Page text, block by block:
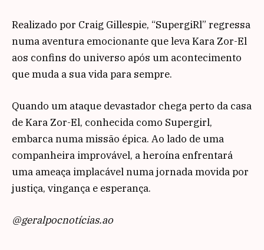
Realizado por Craig Gillespie, “SupergiRl” regressa
numa aventura emocionante que leva Kara Zor-El
aos confins do universo após um acontecimento
que muda a sua vida para sempre.
Quando um ataque devastador chega perto da casa
de Kara Zor-El, conhecida como Supergirl,
embarca numa missão épica. Ao lado de uma
companheira improvável, a heroína enfrentará
uma ameaça implacável numa jornada movida por
justiça, vingança e esperança.
@geralpocnotícias.ao